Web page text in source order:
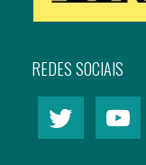
REDES SOCIAIS